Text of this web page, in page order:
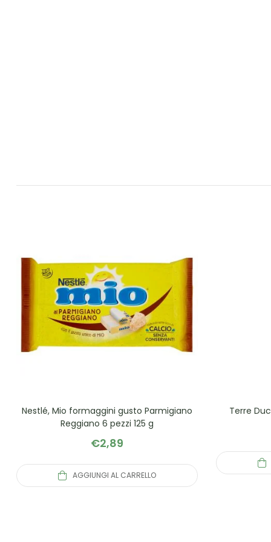
Nestlé, Mio formaggini gusto Parmigiano
Reggiano 6 pezzi 125 g
€2,89
AGGIUNGI AL CARRELLO
Terre